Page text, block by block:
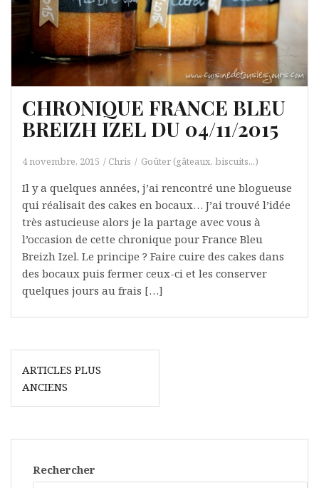
CHRONIQUE FRANCE BLEU
BREIZH IZEL DU 04/11/2015
4 novembre, 2015 Chris Goûter (gâteaux, biscuits...)
Il y a quelques années, j’ai rencontré une blogueuse
qui réalisait des cakes en bocaux… J’ai trouvé l’idée
très astucieuse alors je la partage avec vous à
l’occasion de cette chronique pour France Bleu
Breizh Izel. Le principe ? Faire cuire des cakes dans
des bocaux puis fermer ceux-ci et les conserver
quelques jours au frais […]
N
a
i
ARTICLES PLUS
ANCIENS
Rechercher